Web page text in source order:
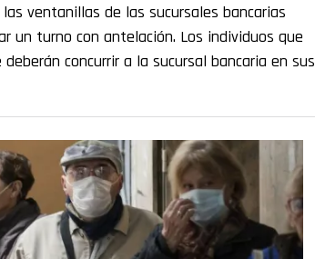
ventanillas de las sucursales bancarias
un turno con antelación. Los individuos que
concurrir a la sucursal bancaria en sus